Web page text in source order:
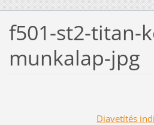
f501-st2-titan-
munkalap-jpg
Diavetítés